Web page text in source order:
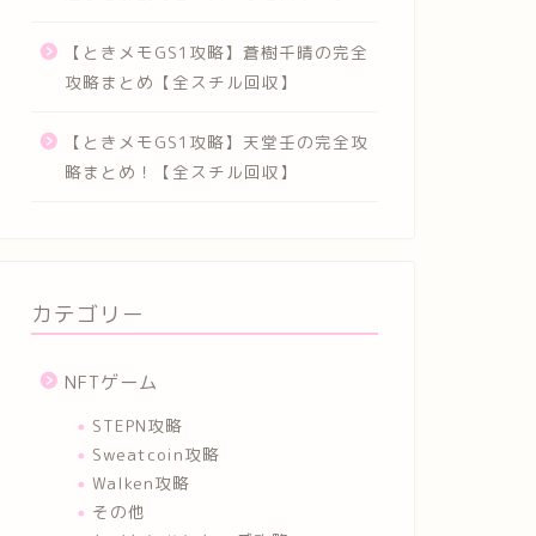
【ときメモGS1攻略】蒼樹千晴の完全
攻略まとめ【全スチル回収】
【ときメモGS1攻略】天堂壬の完全攻
略まとめ！【全スチル回収】
カテゴリー
NFTゲーム
STEPN攻略
Sweatcoin攻略
Walken攻略
その他